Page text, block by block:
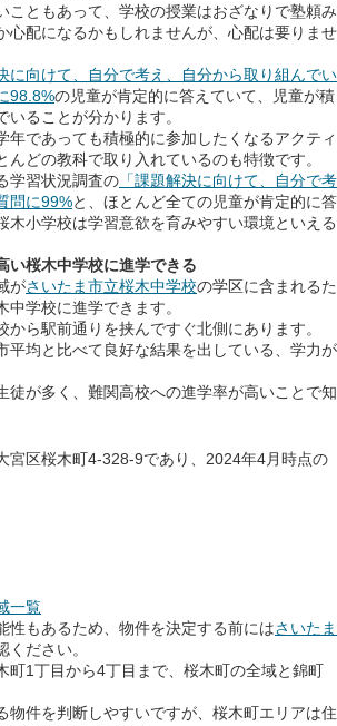
こともあって、学校の授業はおざなりで塾頼み
心配になるかもしれませんが、心配は要りませ
に向けて、自分で考え、自分から取り組んでい
98.8%の児童が肯定的に答えていて、児童が積
ることが分かります。
年であっても積極的に参加したくなるアクティ
んどの教科で取り入れているのも特徴です。
学習状況調査の 「課題解決に向けて、自分で考
問に99%と、ほとんど全ての児童が肯定的に答
木小学校は学習意欲を育みやすい環境といえる
い桜木中学校に進学できる
がさいたま市立桜木中学校の学区に含まれるた
学校に進学できます。
から駅前通りを挟んですぐ北側にあります。
平均と比べて良好な結果を出している、学力が
徒が多く、難関高校への進学率が高いことで知
宮区桜木町4-328-9であり、2024年4月時点の
一覧
性もあるため、物件を決定する前にはさいたま
ください。
町1丁目から4丁目まで、桜木町の全域と錦町
物件を判断しやすいですが、桜木町エリアは住